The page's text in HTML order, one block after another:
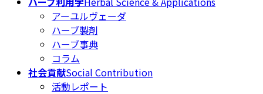
アーユルヴェーダ
ハーブ製剤
ハーブ事典
コラム
社会貢献Social Contribution
活動レポート